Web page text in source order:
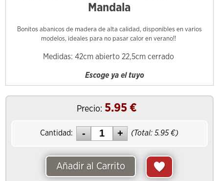
Mandala
Bonitos abanicos de madera de alta calidad, disponibles en varios
modelos, ideales para no pasar calor en verano!!
Medidas: 42cm abierto 22,5cm cerrado
Escoge ya el tuyo
Precio: 5.95 €
Cantidad: (Total:5.95 €)
Añadir al Carrito